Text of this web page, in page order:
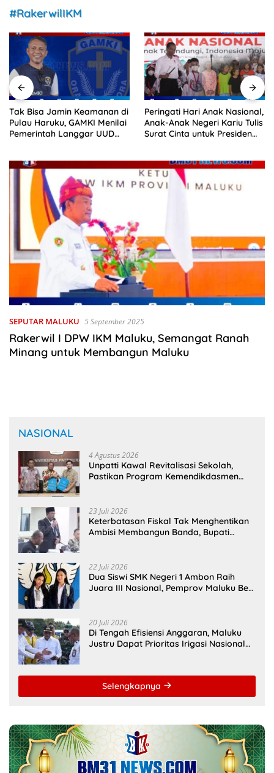
#RakerwilIKM
Tak Bisa Jamin Keamanan di
Pulau Haruku, GAMKI Menilai
Pemerintah Langgar UUD
Peringati Hari Anak Nasional,
Anak-Anak Negeri Kariu Tulis
Surat Cinta untuk Presiden
SEPUTAR MALUKU 5 September 2025
Rakerwil I DPW IKM Maluku, Semangat Ranah
Minang untuk Membangun Maluku
NASIONAL
4 Agustus 2026
Unpatti Kawal Revitalisasi Sekolah,
Pastikan Program Kemendikdasmen
23 Juli 2026
Keterbatasan Fiskal Tak Menghentikan
Ambisi Membangun Banda, Bupati
22 Juli 2026
Dua Siswi SMK Negeri 1 Ambon Raih
Juara III Nasional, Pemprov Maluku Beri
20 Juli 2026
Di Tengah Efisiensi Anggaran, Maluku
Justru Dapat Prioritas Irigasi Nasional
Selengkapnya